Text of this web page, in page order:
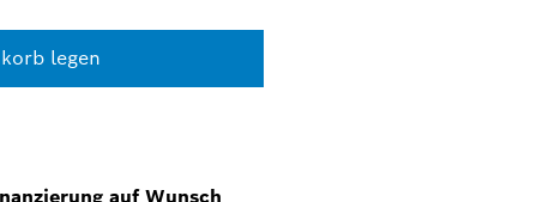
legen
auf Wunsch